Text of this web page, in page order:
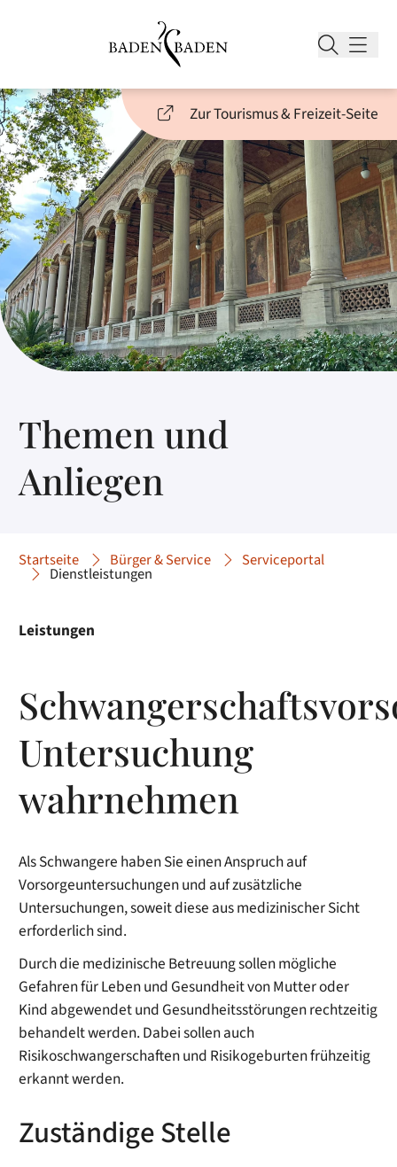
Zur Tourismus & Freizeit-Seite
Themen und
Anliegen
Startseite Bürger & Service Serviceportal
Dienstleistungen
Leistungen
Untersuchung
wahrnehmen
Als Schwangere haben Sie einen Anspruch auf
Vorsorgeuntersuchungen und auf zusätzliche
Untersuchungen, soweit diese aus medizinischer Sicht
erforderlich sind.
Durch die medizinische Betreuung sollen mögliche
Gefahren für Leben und Gesundheit von Mutter oder
Kind abgewendet und Gesundheitsstörungen rechtzeitig
behandelt werden. Dabei sollen auch
Risikoschwangerschaften und Risikogeburten frühzeitig
erkannt werden.
Zuständige Stelle